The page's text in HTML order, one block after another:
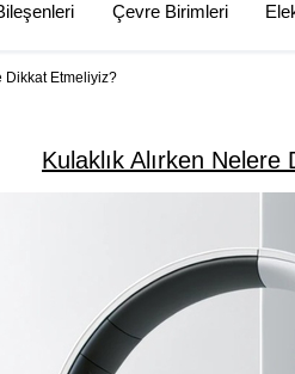
Çevre Birimleri
Dikkat Etmeliyiz?
Kulaklık Alırken